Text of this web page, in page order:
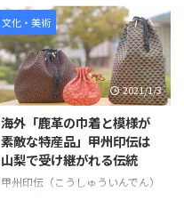
文化・美術
2021/1/3
海外「鹿革の巾着と模様が
素敵な特産品」甲州印伝は
山梨で受け継がれる伝統
甲州印伝（こうしゅういんでん）